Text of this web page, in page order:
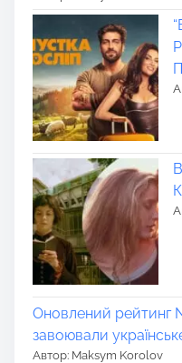
Оновлений рейтинг
завоювали
Автор: Maksym Korolov